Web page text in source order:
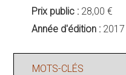
Prix public : 28,00 €
Année d'édition : 2017
MOTS-CLÉS